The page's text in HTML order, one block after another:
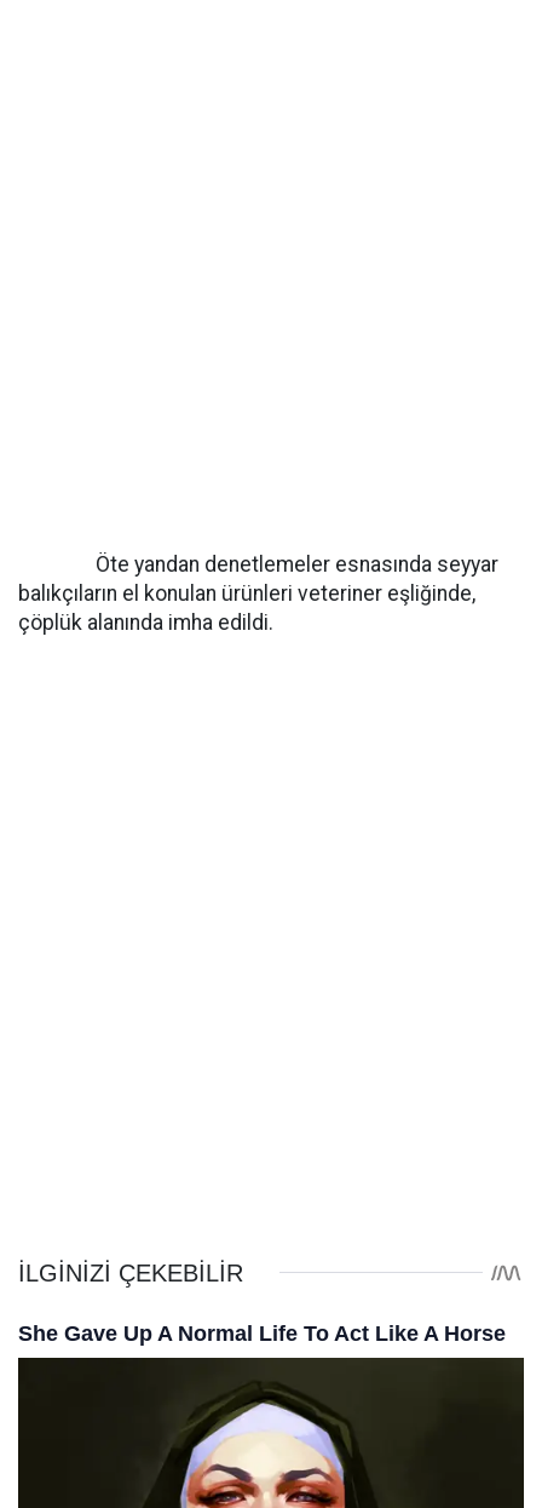
Öte yandan denetlemeler esnasında seyyar
balıkçıların el konulan ürünleri veteriner eşliğinde,
çöplük alanında imha edildi.